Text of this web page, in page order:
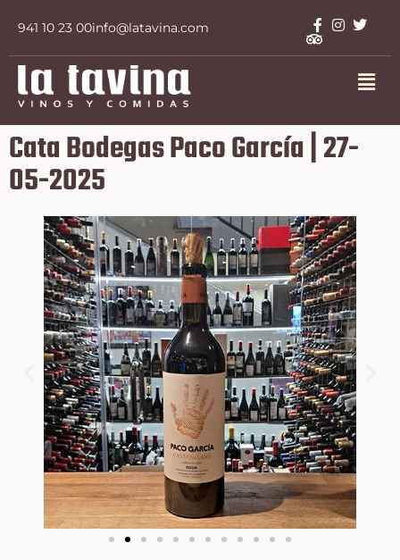
941 10 23 00info@latavina.com
Cata Bodegas Paco García | 27-
05-2025